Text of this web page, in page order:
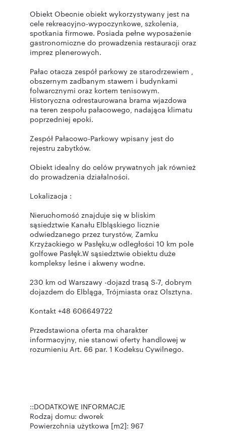
Obiekt Obecnie obiekt wykorzystywany jest na
cele rekreacyjno-wypoczynkowe, szkolenia,
spotkania firmowe. Posiada pełne wyposażenie
gastronomiczne do prowadzenia restauracji oraz
imprez plenerowych.
Pałac otacza zespół parkowy ze starodrzewiem ,
obszernym zadbanym stawem i budynkami
folwarcznymi oraz kortem tenisowym.
Historyczna odrestaurowana brama wjazdowa
na teren zespołu pałacowego, nadająca klimatu
poprzedniej epoki.
Zespół Pałacowo-Parkowy wpisany jest do
rejestru zabytków.
Obiekt idealny do celów prywatnych jak również
do prowadzenia działalności.
Lokalizacja :
Nieruchomość znajduje się w bliskim
sąsiedztwie Kanału Elbląskiego licznie
odwiedzanego przez turystów, Zamku
Krzyżackiego w Pasłęku,w odległości 10 km pole
golfowe Pasłęk.W sąsiedztwie obiektu duże
kompleksy leśne i akweny wodne.
230 km od Warszawy -dojazd trasą S-7, dobrym
dojazdem do Elbląga, Trójmiasta oraz Olsztyna.
Kontakt +48 606649722
Przedstawiona oferta ma charakter
informacyjny, nie stanowi oferty handlowej w
rozumieniu Art. 66 par. 1 Kodeksu Cywilnego.
::DODATKOWE INFORMACJE
Rodzaj domu: dworek
Powierzchnia użytkowa [m2]: 967